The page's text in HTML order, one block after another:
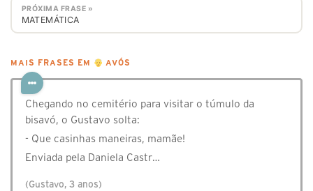
PRÓXIMA FRASE »
MATEMÁTICA
MAIS FRASES EM AVÓS
Chegando no cemitério para visitar o túmulo da
bisavó, o Gustavo solta:
- Que casinhas maneiras, mamãe!
Enviada pela Daniela Castr…
(Gustavo, 3 anos)